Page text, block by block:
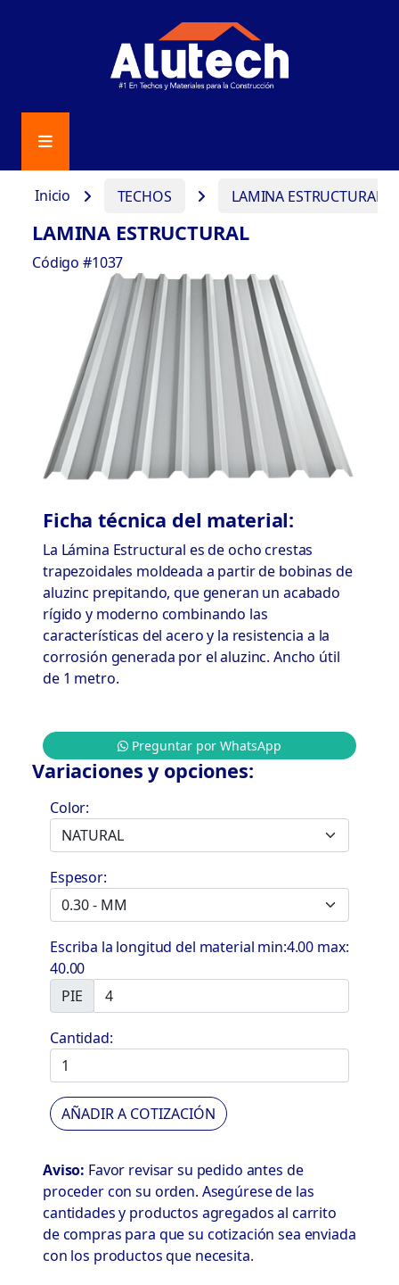
Inicio TECHOS LAMINA ESTRUCTURAL
LAMINA ESTRUCTURAL
Código #1037
Ficha técnica del material:
La Lámina Estructural es de ocho crestas
trapezoidales moldeada a partir de bobinas de
aluzinc prepitando, que generan un acabado
rígido y moderno combinando las
características del acero y la resistencia a la
corrosión generada por el aluzinc. Ancho útil
de 1 metro.
Preguntar por WhatsApp
Variaciones y opciones:
Color:
Espesor:
Escriba la longitud del material min:4.00 max:
40.00
PIE
Cantidad:
AÑADIR A COTIZACIÓN
Aviso: Favor revisar su pedido antes de
proceder con su orden. Asegúrese de las
cantidades y productos agregados al carrito
de compras para que su cotización sea enviada
con los productos que necesita.